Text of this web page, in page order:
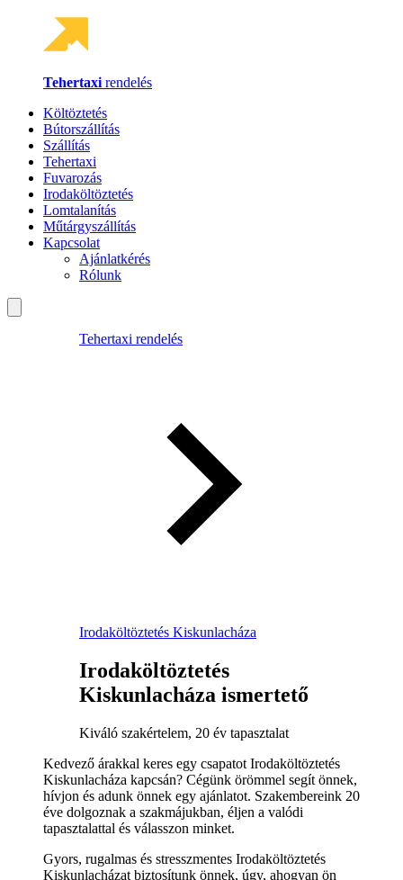
Tehertaxi rendelés
Költöztetés
Bútorszállítás
Szállítás
Tehertaxi
Fuvarozás
Irodaköltöztetés
Lomtalanítás
Műtárgyszállítás
Kapcsolat
Ajánlatkérés
Rólunk
Tehertaxi rendelés
Irodaköltöztetés Kiskunlacháza
Irodaköltöztetés
Kiskunlacháza ismertető
Kiváló szakértelem, 20 év tapasztalat
Kedvező árakkal keres egy csapatot Irodaköltöztetés
Kiskunlacháza kapcsán? Cégünk örömmel segít önnek,
hívjon és adunk önnek egy ajánlatot. Szakembereink 20
éve dolgoznak a szakmájukban, éljen a valódi
tapasztalattal és válasszon minket.
Gyors, rugalmas és stresszmentes Irodaköltöztetés
Kiskunlacházat biztosítunk önnek, úgy, ahogyan ön